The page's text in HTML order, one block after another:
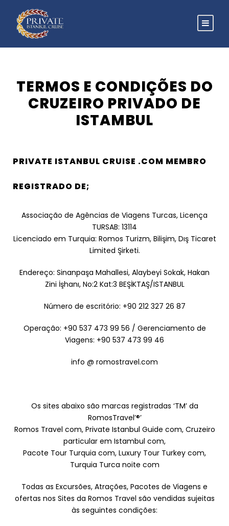
TERMOS E CONDIÇÕES DO
CRUZEIRO PRIVADO DE
ISTAMBUL
PRIVATE ISTANBUL CRUISE .COM MEMBRO
REGISTRADO DE;
Associação de Agências de Viagens Turcas, Licença
TURSAB: 13114
Licenciado em Turquia: Romos Turizm, Bilişim, Dış Ticaret
Limited Şirketi.
Endereço: Sinanpaşa Mahallesi, Alaybeyi Sokak, Hakan
Zini İşhanı, No:2 Kat:3 BEŞİKTAŞ/ISTANBUL
Número de escritório: +90 212 327 26 87
Operação: +90 537 473 99 56 / Gerenciamento de
Viagens: +90 537 473 99 46
info @ romostravel.com
Os sites abaixo são marcas registradas ‘TM’ da
RomosTravel’®’
Romos Travel com, Private Istanbul Guide com, Cruzeiro
particular em Istambul com,
Pacote Tour Turquia com, Luxury Tour Turkey com,
Turquia Turca noite com
Todas as Excursões, Atrações, Pacotes de Viagens e
ofertas nos Sites da Romos Travel são vendidas sujeitas
às seguintes condições: